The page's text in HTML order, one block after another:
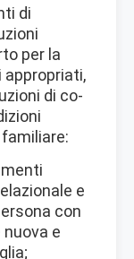
di
per la
di co-
e
con
e